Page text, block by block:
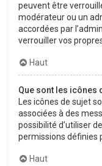
peuvent être
modérateur ou un
accordées par
verrouiller vos
Haut
Que sont les icônes
Les icônes de sujet
associées à des
possibilité d’utiliser
permissions définies
Haut